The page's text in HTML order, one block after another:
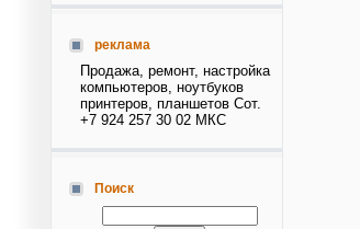
реклама
Продажа, ремонт, настройка
компьютеров, ноутбуков
принтеров, планшетов Сот.
+7 924 257 30 02 МКС
Поиск